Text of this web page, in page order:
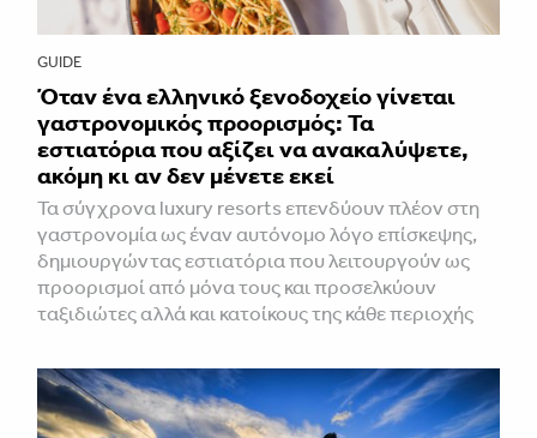
GUIDE
Όταν ένα ελληνικό ξενοδοχείο γίνεται
γαστρονομικός προορισμός: Τα
εστιατόρια που αξίζει να ανακαλύψετε,
ακόμη κι αν δεν μένετε εκεί
Τα σύγχρονα luxury resorts επενδύουν πλέον στη
γαστρονομία ως έναν αυτόνομο λόγο επίσκεψης,
δημιουργώντας εστιατόρια που λειτουργούν ως
προορισμοί από μόνα τους και προσελκύουν
ταξιδιώτες αλλά και κατοίκους της κάθε περιοχής